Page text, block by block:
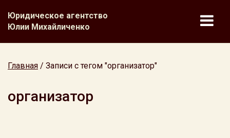
Юридическое агентство
Юлии Михайличенко
Главная / Записи с тегом "организатор"
организатор